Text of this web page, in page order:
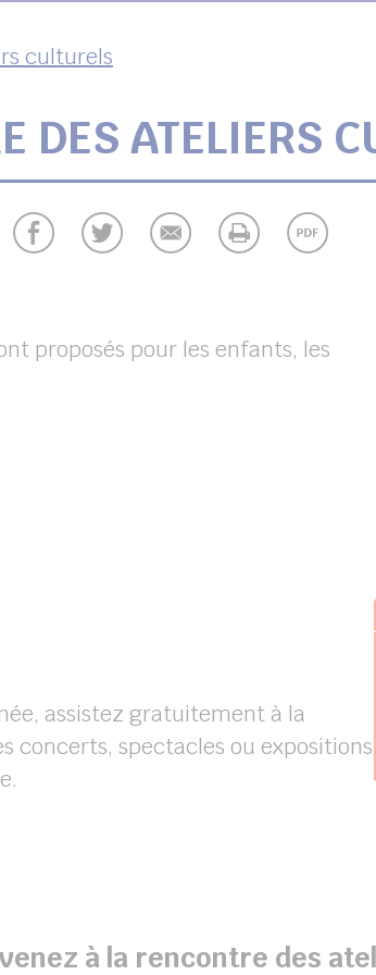
culturels
DES ATELIERS
proposés pour les enfants, les
assistez gratuitement à la
concerts, spectacles ou expositions
à la rencontre des